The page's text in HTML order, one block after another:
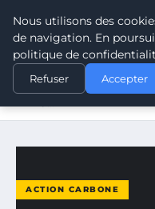
CLIMATE
ACCUEIL
ACTION
TRANSITION
ACTION CARBONE
Nous utilisons des
de navigation. En
politique de
Refuser Accepter